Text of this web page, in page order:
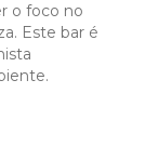
o foco no
Este bar é